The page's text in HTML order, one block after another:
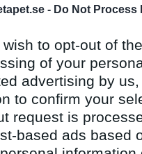
- Do Not Process
wish to opt-out of
of your
advertising by
to confirm your
request is
based ads based
måndags började byggarna riva
in några takfönster. Nu är jag på
men också spänning över hur det
mig enormt över att snart
över strandängarna från
vaggas till sömns i
det snart är varmt igen.